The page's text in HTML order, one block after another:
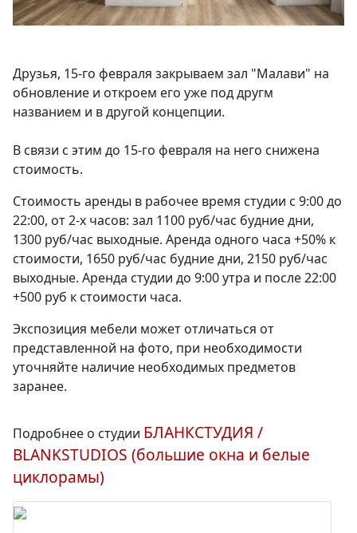
Друзья, 15-го февраля закрываем зал "Малави" на
обновление и откроем его уже под другм
названием и в другой концепции.
В связи с этим до 15-го февраля на него снижена
стоимость.
Стоимость аренды в рабочее время студии с 9:00 до
22:00, от 2-х часов: зал 1100 руб/час будние дни,
1300 руб/час выходные. Аренда одного часа +50% к
стоимости, 1650 руб/час будние дни, 2150 руб/час
выходные. Аренда студии до 9:00 утра и после 22:00
+500 руб к стоимости часа.
Экспозиция мебели может отличаться от
представленной на фото, при необходимости
уточняйте наличие необходимых предметов
заранее.
Подробнее о студии БЛАНКСТУДИЯ /
BLANKSTUDIOS (большие окна и белые
циклорамы)